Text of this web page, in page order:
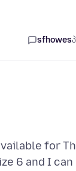
sfhowes
for
6 and I